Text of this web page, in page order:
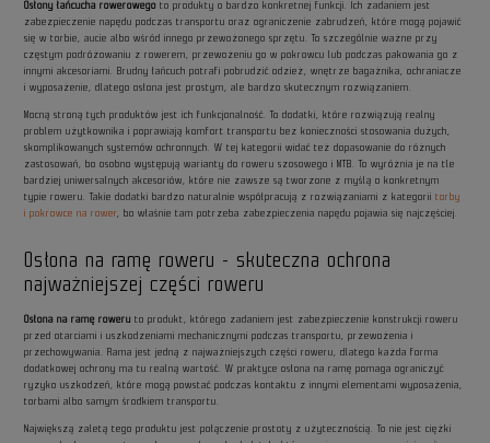
Osłony łańcucha rowerowego to produkty o bardzo konkretnej funkcji. Ich zadaniem jest
zabezpieczenie napędu podczas transportu oraz ograniczenie zabrudzeń, które mogą pojawić
się w torbie, aucie albo wśród innego przewożonego sprzętu. To szczególnie ważne przy
częstym podróżowaniu z rowerem, przewożeniu go w pokrowcu lub podczas pakowania go z
innymi akcesoriami. Brudny łańcuch potrafi pobrudzić odzież, wnętrze bagażnika, ochraniacze
i wyposażenie, dlatego osłona jest prostym, ale bardzo skutecznym rozwiązaniem.
Mocną stroną tych produktów jest ich funkcjonalność. To dodatki, które rozwiązują realny
problem użytkownika i poprawiają komfort transportu bez konieczności stosowania dużych,
skomplikowanych systemów ochronnych. W tej kategorii widać też dopasowanie do różnych
zastosowań, bo osobno występują warianty do roweru szosowego i MTB. To wyróżnia je na tle
bardziej uniwersalnych akcesoriów, które nie zawsze są tworzone z myślą o konkretnym
typie roweru. Takie dodatki bardzo naturalnie współpracują z rozwiązaniami z kategoriitorby
i pokrowce na rower , bo właśnie tam potrzeba zabezpieczenia napędu pojawia się najczęściej.
Osłona na ramę roweru - skuteczna ochrona
najważniejszej części roweru
Osłona na ramę roweru to produkt, którego zadaniem jest zabezpieczenie konstrukcji roweru
przed otarciami i uszkodzeniami mechanicznymi podczas transportu, przewożenia i
przechowywania. Rama jest jedną z najważniejszych części roweru, dlatego każda forma
dodatkowej ochrony ma tu realną wartość. W praktyce osłona na ramę pomaga ograniczyć
ryzyko uszkodzeń, które mogą powstać podczas kontaktu z innymi elementami wyposażenia,
torbami albo samym środkiem transportu.
Największą zaletą tego produktu jest połączenie prostoty z użytecznością. To nie jest ciężki